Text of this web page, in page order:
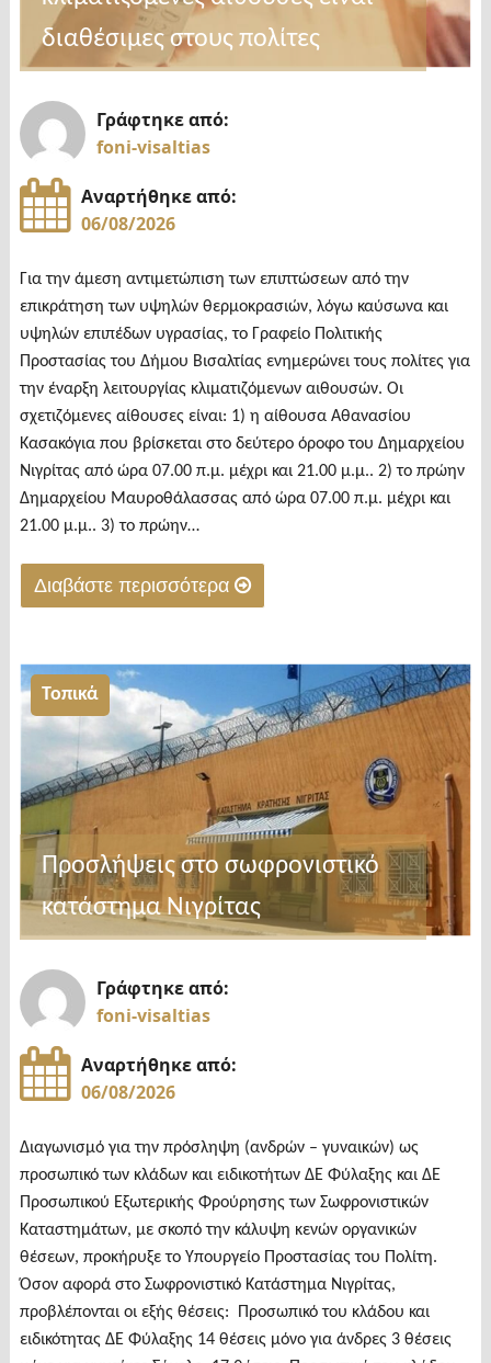
Πασχαλούδη
«Αντιλεξικό
της
γλώσσας
στα
Σέρρας»"
διαθέσιμες στους πολίτες
Γράφτηκε από:
foni-visaltias
Αναρτήθηκε από:
06/08/2026
Για την άμεση αντιμετώπιση των επιπτώσεων από την
επικράτηση των υψηλών θερμοκρασιών, λόγω καύσωνα και
υψηλών επιπέδων υγρασίας, το Γραφείο Πολιτικής
Προστασίας του Δήμου Βισαλτίας ενημερώνει τους πολίτες για
την έναρξη λειτουργίας κλιματιζόμενων αιθουσών. Οι
σχετιζόμενες αίθουσες είναι: 1) η αίθουσα Αθανασίου
Κασακόγια που βρίσκεται στο δεύτερο όροφο του Δημαρχείου
Νιγρίτας από ώρα 07.00 π.μ. μέχρι και 21.00 μ.μ.. 2) το πρώην
Δημαρχείου Μαυροθάλασσας από ώρα 07.00 π.μ. μέχρι και
21.00 μ.μ.. 3) το πρώην…
Διαβάστε περισσότερα
Ποιες
κλιματιζόμενες
αίθουσες
είναι
διαθέσιμες
στους
πολίτες"
Τοπικά
Προσλήψεις στο σωφρονιστικό
κατάστημα Νιγρίτας
Γράφτηκε από:
foni-visaltias
Αναρτήθηκε από:
06/08/2026
Διαγωνισμό για την πρόσληψη (ανδρών – γυναικών) ως
προσωπικό των κλάδων και ειδικοτήτων ΔΕ Φύλαξης και ΔΕ
Προσωπικού Εξωτερικής Φρούρησης των Σωφρονιστικών
Καταστημάτων, με σκοπό την κάλυψη κενών οργανικών
θέσεων, προκήρυξε το Υπουργείο Προστασίας του Πολίτη.
Όσον αφορά στο Σωφρονιστικό Κατάστημα Νιγρίτας,
προβλέπονται οι εξής θέσεις: Προσωπικό του κλάδου και
ειδικότητας ΔΕ Φύλαξης 14 θέσεις μόνο για άνδρες 3 θέσεις